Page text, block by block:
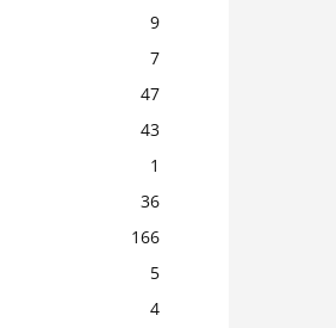
9
7
47
43
1
36
166
5
4